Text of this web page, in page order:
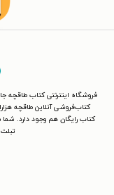
فروشگاه اینترنتی کتاب طاقچه
کتاب‌فروشی آنلاین طاقچه
کتاب رایگان هم وجود دارد. شما